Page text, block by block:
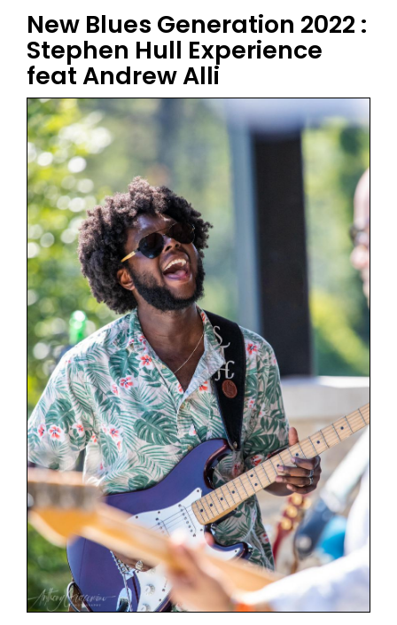
New Blues Generation 2022 :
Stephen Hull Experience
feat Andrew Alli